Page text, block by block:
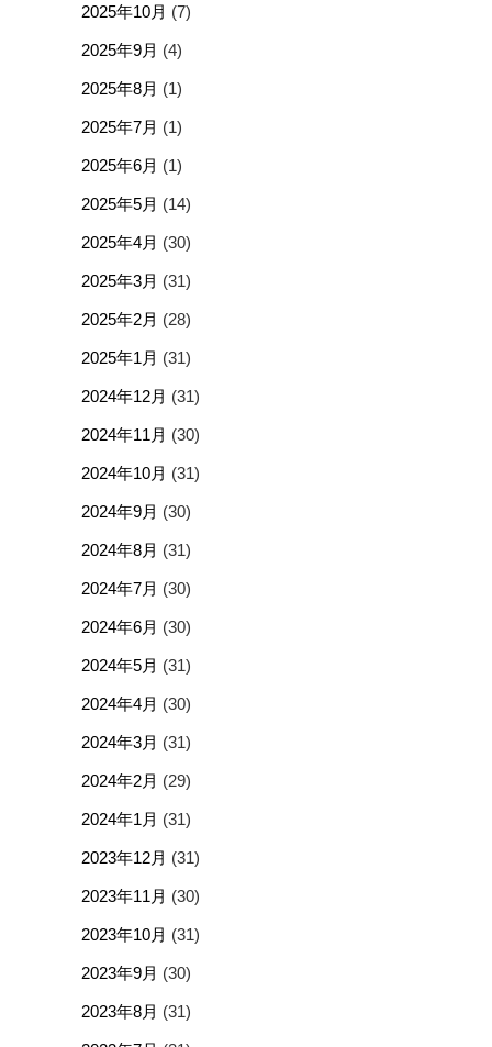
2025年10月 (7)
2025年9月 (4)
2025年8月 (1)
2025年7月 (1)
2025年6月 (1)
2025年5月 (14)
2025年4月 (30)
2025年3月 (31)
2025年2月 (28)
2025年1月 (31)
2024年12月 (31)
2024年11月 (30)
2024年10月 (31)
2024年9月 (30)
2024年8月 (31)
2024年7月 (30)
2024年6月 (30)
2024年5月 (31)
2024年4月 (30)
2024年3月 (31)
2024年2月 (29)
2024年1月 (31)
2023年12月 (31)
2023年11月 (30)
2023年10月 (31)
2023年9月 (30)
2023年8月 (31)